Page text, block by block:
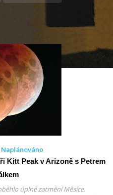
Naplánováno
Kitt Peak v Arizoně s Petrem
úplné zatmění Měsíce.